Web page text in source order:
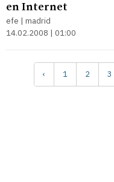
en Internet
efe | madrid
14.02.2008 | 01:00
‹ 1 2 3